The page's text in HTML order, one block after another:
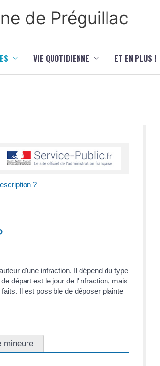
de Préguillac
VIE QUOTIDIENNE ET EN PLUS !
?
d'une infraction. Il dépend du type
départ est le jour de l'infraction, mais
Il est possible de déposer plainte
mineure